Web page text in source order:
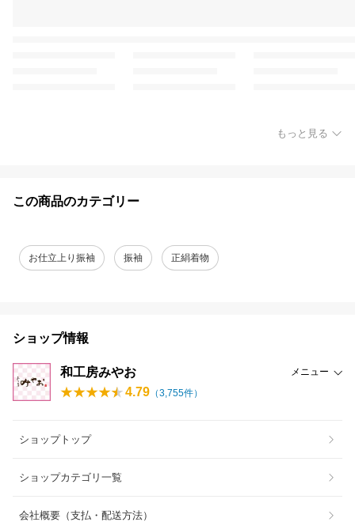
もっと見る
この商品のカテゴリー
お仕立上り振袖 振袖 正絹着物
ショップ情報
和工房みやお メニュー
4.79 （3,755件）
ショップトップ
ショップカテゴリ一覧
会社概要（支払・配送方法）